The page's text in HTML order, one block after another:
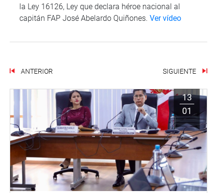
la Ley 16126, Ley que declara héroe nacional al
capitán FAP José Abelardo Quiñones. Ver vídeo
ANTERIOR SIGUIENTE
13
01